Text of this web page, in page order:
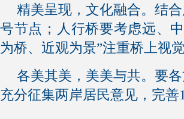
精美呈现，文化融合。结
号节点；人行桥要考虑远、
为桥、近观为景”注重桥上视觉
各美其美，美美与共。要
充分征集两岸居民意见，完善